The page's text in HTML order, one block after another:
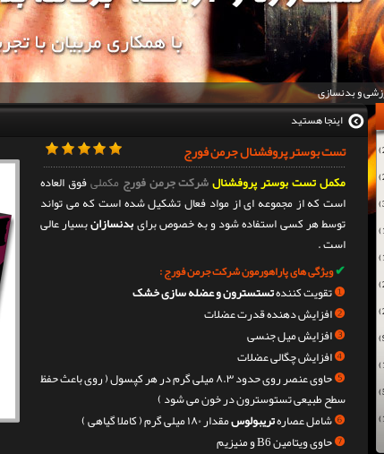
و بدنسازی
اینجا هستید
تست بوستر پروفشنال جرمن فورج
مکمل تست بوستر پروفشنالشرکت جرمن فورج مکملیفوق العاده
است که از مجموعه ای از مواد فعال تشکیل شده است که می تواند
توسط هر کسی استفاده شود و به خصوص برایبدنسازانبسیار عالی
است .
✔ویژگی های پاراهورمون شرکت جرمن فورج :
❶تقویت کنندهتستسترون و عضله سازی خشک
❷افزایش دهنده قدرت عضلات
❸افزایش میل جنسی
❹افزایش چگالی عضلات
❺
حاوی عنصر روی حدود ۸.۳ میلی گرم در هر کپسول ( روی باعث حفظ
سطح طبیعی تستوسترون در خون می شود )
❻شامل عصارهتریبولوسمقدار ۱۸۰ میلی گرم ( کاملا گیاهی )
❼حاوی ویتامین B6 و منیزیم